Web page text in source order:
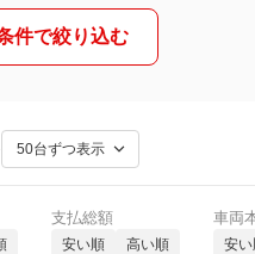
件で絞り込む
支払総額
安い順 高い順
車両
安